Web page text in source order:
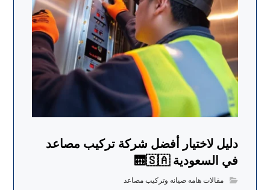
دليل لاختيار أفضل شركة تركيب مصاعد
في السعودية 🛗🇸🇦
مقالات هامه صيانه وتركيب مصاعد